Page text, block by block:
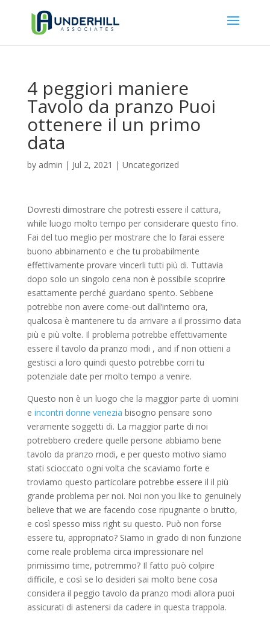
4 peggiori maniere
Tavolo da pranzo Puoi
ottenere il un primo
data
by admin | Jul 2, 2021 | Uncategorized
Dovresti dimostrare che potresti essere il cattura,
while luogo molto tempo per considerare questo fino.
Fai del tuo meglio per mostrare che lo farai essere
buono abbinamento e che tu probabilmente
effettivamente provare vincerli tutti più di. Tuttavia
dopo solo un singolo cena non è possibile scoprire
esattamente perché guardano spento. Sebbene
potrebbe non avere come-out dall’interno ora,
qualcosa è mantenere tu da arrivare a il prossimo data
più e più volte. Il problema potrebbe effettivamente
essere il tavolo da pranzo modi , and if non ottieni a
gestisci a loro quindi questo potrebbe corri tu
potenziale date per molto tempo a venire.
Questo non è un luogo che la maggior parte di uomini
e incontri donne venezia bisogno pensare sono
veramente soggetti di. La maggior parte di noi
potrebbero credere quelle persone abbiamo bene
tavolo da pranzo modi, e per questo motivo siamo
stati scioccato ogni volta che scaviamo forte e
troviamo questo particolare potrebbe essere il il più
grande problema per noi. Noi non you like to genuinely
believe that we are facendo cose ripugnante o brutto,
e così spesso miss right su questo. Può non forse
essere tu, appropriato? Siamo in grado di non funzione
come reale problema circa impressionare nel
primissimo time, potremmo? Il fatto può colpire
difficile, e così se lo desideri sai molto bene cosa
considera il peggio tavolo da pranzo modi allora puoi
assicurati di astenersi da cadere in questa trappola.